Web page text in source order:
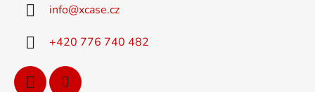
info@xcase.cz
+420 776 740 482